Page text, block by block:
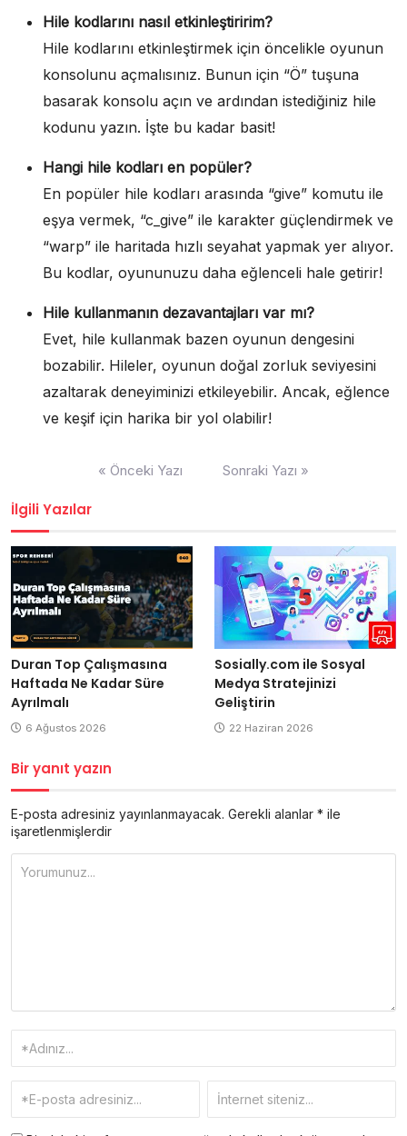
Hile kodlarını nasıl etkinleştiririm?
Hile kodlarını etkinleştirmek için öncelikle oyunun
konsolunu açmalısınız. Bunun için “Ö” tuşuna
basarak konsolu açın ve ardından istediğiniz hile
kodunu yazın. İşte bu kadar basit!
Hangi hile kodları en popüler?
En popüler hile kodları arasında “give” komutu ile
eşya vermek, “c_give” ile karakter güçlendirmek ve
“warp” ile haritada hızlı seyahat yapmak yer alıyor.
Bu kodlar, oyununuzu daha eğlenceli hale getirir!
Hile kullanmanın dezavantajları var mı?
Evet, hile kullanmak bazen oyunun dengesini
bozabilir. Hileler, oyunun doğal zorluk seviyesini
azaltarak deneyiminizi etkileyebilir. Ancak, eğlence
ve keşif için harika bir yol olabilir!
« Önceki Yazı Sonraki Yazı »
İlgili Yazılar
Duran Top Çalışmasına
Haftada Ne Kadar Süre
Ayrılmalı
6 Ağustos 2026
Sosially.com ile Sosyal
Medya Stratejinizi
Geliştirin
22 Haziran 2026
Bir yanıt yazın
E-posta adresiniz yayınlanmayacak. Gerekli alanlar * ile
işaretlenmişlerdir